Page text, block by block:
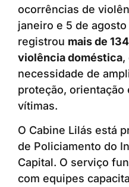
ocorrências de
janeiro e 5 de
registrou mais de
violência doméstica,
necessidade de
proteção, orientação
vítimas.
O Cabine Lilás está
de Policiamento do
Capital. O serviço
com equipes